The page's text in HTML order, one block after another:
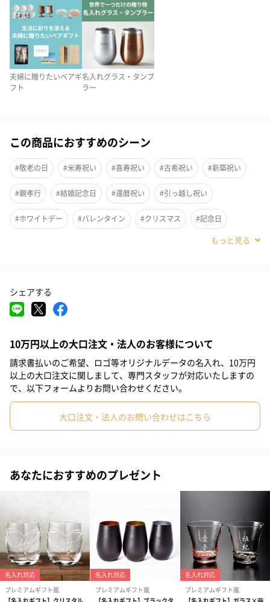
えるデザイン。
コロンとした丸みを帯びたタンブラー底は、洗いやすいだけでな
く、どことなく優しい雰囲気を醸し出してくれます。
ご夫婦やパートナーと2人で一緒に使うと、いつもの食事やティー
タイムをより楽しい幸せな時間に彩ってくれます。
どこに置いても和むスタイルが魅力
表面と内面のバイカラー
表面が赤色のグラスは内面が黒色、表面が黒色のグラスは内面が
赤色になっています。
特別なお祝い ご結婚、金婚式、敬老などに
ついつい触りたくなるマットな質感。
発色も上品なので、お慶びの品にも相応しい逸品です。
ペアのタンブラーなのでこれから幸せな結婚生活を控えたカップ
ルや、長い間一緒に過ごしているご夫婦などへ、特別なお祝いと
世界に唯一のオリジナルタンブラーを贈ろう
大切な人の喜ぶ姿やいつまでも幸せでいてほしい姿を想像し、選
んだプレゼント。
夫婦に贈りたいペアギ
フト
名入れグラス・タンブ
ラー
この商品におすすめのシーン
#敬老の日 #米寿祝い #喜寿祝い #古希祝い #新築祝い
#親孝行 #結婚記念日 #還暦祝い #引っ越し祝い
#ホワイトデー #バレンタイン #クリスマス #記念日
#兄
#部下女性
#親戚男性
#男性 #女性 #夫 #妻 #父親 #彼女 #祖母
#祖父 #上司女性 #上司男性 #同僚女性 #同僚男性
#男子大学生 #30代 #40代 #50代 #20代前半
#70代 #60代 #80代
シェアする
10万円以上の大口注文・法人のお客様について
請求書払いのご希望、ロゴ等オリジナルデータの名入れ、10万円
以上の大口注文に関しまして、専門スタッフが対応いたしますの
で、以下フォームよりお問い合わせください。
大口注文・法人のお問い合わせはこちら
あなたにおすすめのプレゼント